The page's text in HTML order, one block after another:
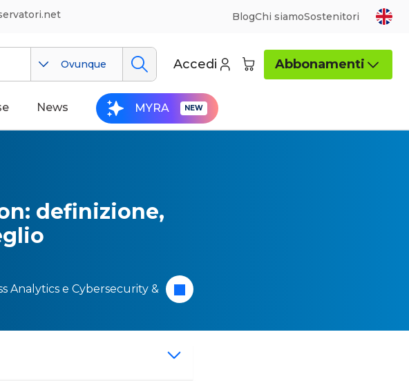
BlogChi siamoSostenitori
Ovunque Accedi Abbonamenti
News MYRA
definizione,
Analytics e Cybersecurity &